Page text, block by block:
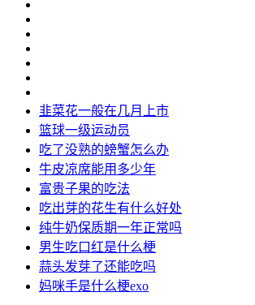
韭菜花一般在几月上市
篮球一级运动员
吃了没熟的螃蟹怎么办
牛皮凉席能用多少年
富贵子果的吃法
吃出芽的花生有什么好处
纯牛奶保质期一年正常吗
男生吃口红是什么梗
蒜头发芽了还能吃吗
妈咪手是什么梗exo